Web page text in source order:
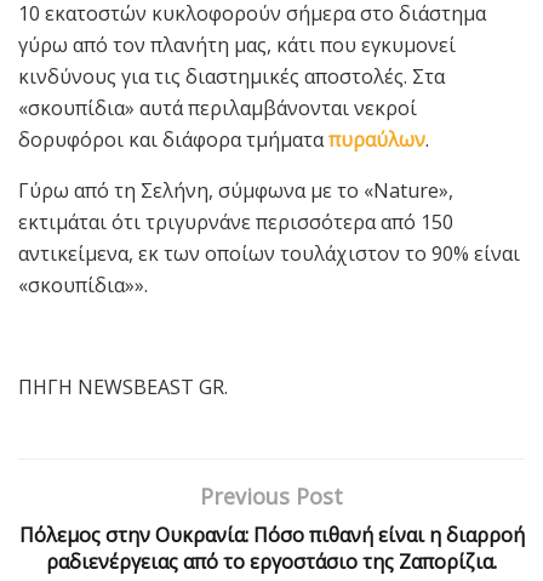
10 εκατοστών κυκλοφορούν σήμερα στο διάστημα
γύρω από τον πλανήτη μας, κάτι που εγκυμονεί
κινδύνους για τις διαστημικές αποστολές. Στα
«σκουπίδια» αυτά περιλαμβάνονται νεκροί
δορυφόροι και διάφορα τμήματαπυραύλων.
Γύρω από τη Σελήνη, σύμφωνα με το «Nature»,
εκτιμάται ότι τριγυρνάνε περισσότερα από 150
αντικείμενα, εκ των οποίων τουλάχιστον το 90% είναι
«σκουπίδια»».
ΠΗΓΗ NEWSBEAST GR.
Previous Post
Πόλεμος στην Ουκρανία: Πόσο πιθανή είναι η διαρροή
ραδιενέργειας από το εργοστάσιο της Ζαπορίζια.